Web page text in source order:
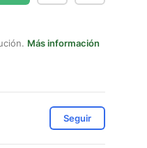
Más información
Seguir